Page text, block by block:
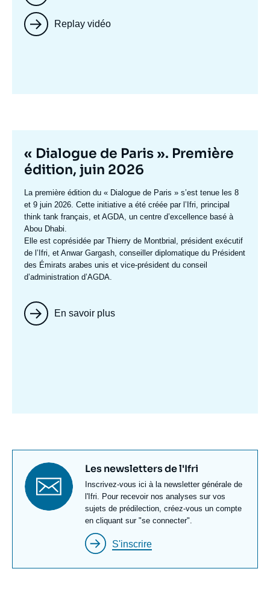
Replay vidéo
Titre
mis
en
avant
« Dialogue de Paris ». Première
édition, juin 2026
Texte
accroche
La première édition du « Dialogue de Paris » s’est tenue les 8
et 9 juin 2026. Cette initiative a été créée par l’Ifri, principal
think tank français, et AGDA, un centre d’excellence basé à
Abou Dhabi.
Elle est coprésidée par Thierry de Montbrial , président exécutif
de l’Ifri, et Anwar Gargash, conseiller diplomatique du Président
des Émirats arabes unis et vice-président du conseil
d’administration d’AGDA.
En savoir plus
Titre
newsletter
Les newsletters de l'Ifri
Texte
Newsletter
Inscrivez-vous ici à la newsletter générale de
l'Ifri. Pour recevoir nos analyses sur vos
sujets de prédilection, créez-vous un compte
en cliquant sur "se connecter".
S'inscrire